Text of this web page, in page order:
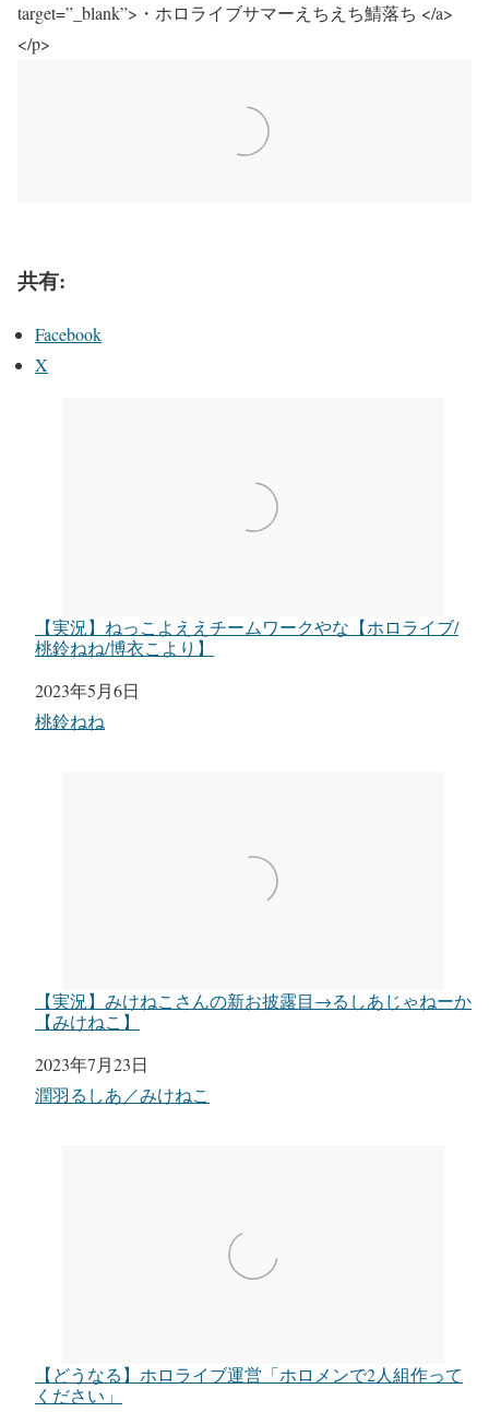
target=”_blank”>・ホロライブサマーえちえち鯖落ち </a>
</p>
共有:
Facebook
X
【実況】ねっこよええチームワークやな【ホロライブ/
桃鈴ねね/博衣こより】
日付
2023年5月6日
関連理由
桃鈴ねね
【実況】みけねこさんの新お披露目→るしあじゃねーか
【みけねこ】
日付
2023年7月23日
関連理由
潤羽るしあ／みけねこ
【どうなる】ホロライブ運営「ホロメンで2人組作って
ください」